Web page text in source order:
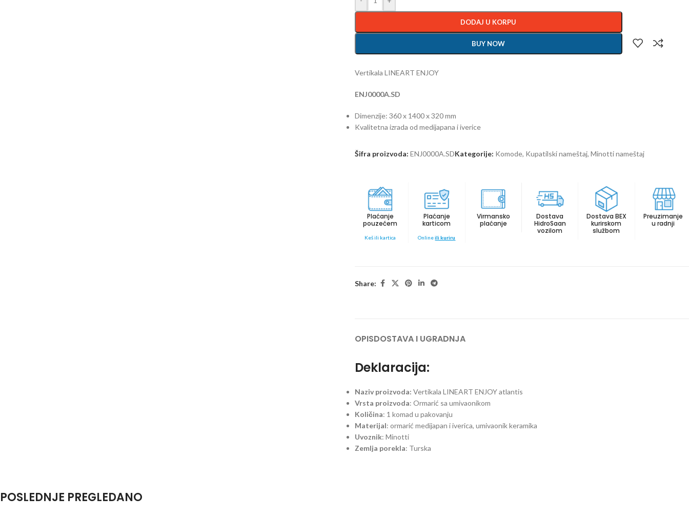
DODAJ U KORPU
BUY NOW
Vertikala LINEART ENJOY
ENJ0000A.SD
Dimenzije: 360 x 1400 x 320 mm
Kvalitetna izrada od medijapana i iverice
Šifra proizvoda: ENJ0000A.SDKategorije: Komode, Kupatilski nameštaj, Minotti nameštaj
Plaćanje
pouzećem
Keš ili kartica
Plaćanje
karticom
Onlineili kuriru
Virmansko
plaćanje
Dostava
HidroSaan
vozilom
Dostava BEX
kurirskom
službom
Preuzimanje
u radnji
Share:
OPISDOSTAVA I UGRADNJA
Deklaracija:
Naziv proizvoda: Vertikala LINEART ENJOY atlantis
Vrsta proizvoda: Ormarić sa umivaonikom
Količina: 1 komad u pakovanju
Materijal: ormarić medijapan i iverica, umivaonik keramika
Uvoznik: Minotti
Zemlja porekla: Turska
POSLEDNJE PREGLEDANO